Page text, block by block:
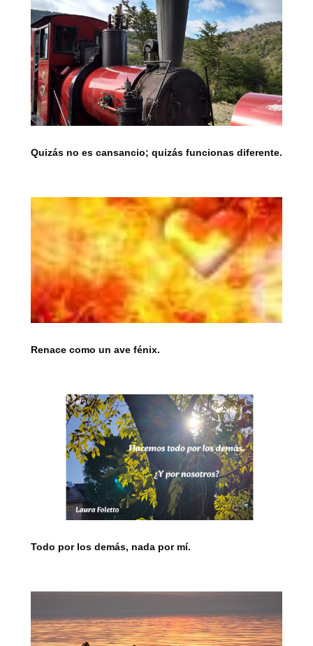
Quizás no es cansancio; quizás funcionas diferente.
Renace como un ave fénix.
Todo por los demás, nada por mí.